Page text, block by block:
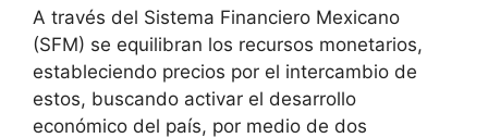
A través del Sistema Financiero Mexicano
(SFM) se equilibran los recursos monetarios,
estableciendo precios por el intercambio de
estos, buscando activar el desarrollo
económico del país, por medio de dos